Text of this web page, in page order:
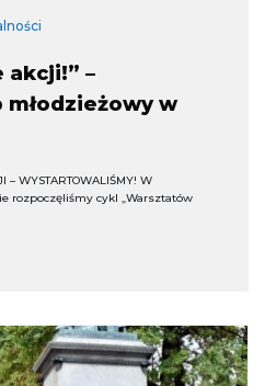
akcji!” –
młodzieżowy w
– WYSTARTOWALIŚMY! W
rozpoczęliśmy cykl „Warsztatów